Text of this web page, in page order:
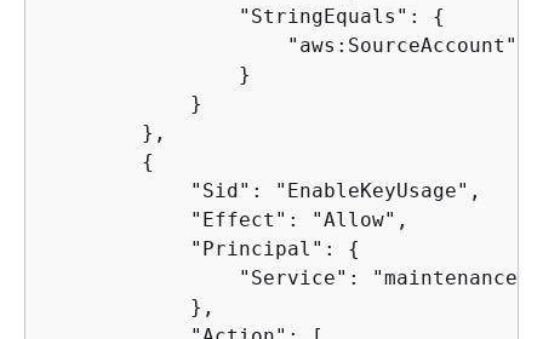
                "StringEquals":
{
"aws:SourceAccount":
                }
            }
        },
{
            "Sid": "EnableKeyUsage",
            "Effect": "Allow",
            "Principal":
{
"Service":
            },